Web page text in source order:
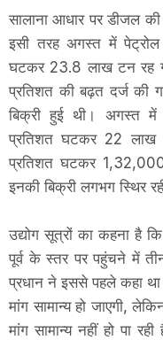
सालाना आधार पर डीजल की
इसी तरह अगस्त में पेट्रोल
घटकर 23.8 लाख टन रह
प्रतिशत की बढ़त दर्ज की
बिक्री हुई थी। अगस्त में
प्रतिशत घटकर 22 लाख
प्रतिशत घटकर
इनकी बिक्री लगभग स्थिर
उद्योग सूत्रों का कहना है
पूर्व के स्तर पर पहुंचने में
प्रधान ने इससे पहले कहा था
मांग सामान्य हो जाएगी,
मांग सामान्य नहीं हो पा